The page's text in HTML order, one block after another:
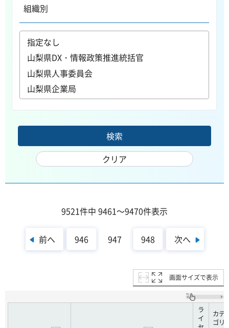
組織別
9521件中 9461～9470件表示
前へ 946 947 948 次へ
画面サイズで表示
ラ
イ
カテ
ゴリ